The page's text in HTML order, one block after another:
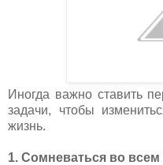
Иногда важно ставить
задачи, чтобы
жизнь.
1. Сомневаться во всем